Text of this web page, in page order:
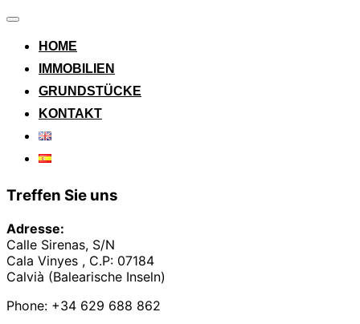
Navigation
HOME
IMMOBILIEN
GRUNDSTÜCKE
KONTAKT
Treffen Sie uns
Adresse:
Calle Sirenas, S/N
Cala Vinyes , C.P: 07184
Calvià (Balearische Inseln)
Phone: +34 629 688 862